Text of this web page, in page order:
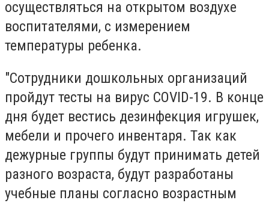
осуществляться на открытом воздухе
воспитателями, с измерением
температуры ребенка.
"Сотрудники дошкольных организаций
пройдут тесты на вирус COVID-19. В конце
дня будет вестись дезинфекция игрушек,
мебели и прочего инвентаря. Так как
дежурные группы будут принимать детей
разного возраста, будут разработаны
учебные планы согласно возрастным